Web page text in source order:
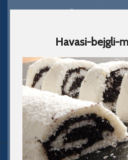
Havasi-bejgli-